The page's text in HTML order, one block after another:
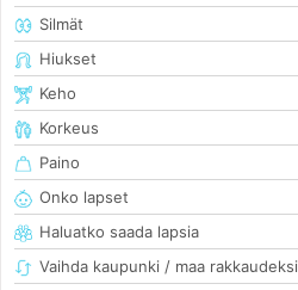
Silmät
Hiukset
Keho
Korkeus
Paino
Onko lapset
Haluatko saada lapsia
Vaihda kaupunki / maa rakkaudeksi